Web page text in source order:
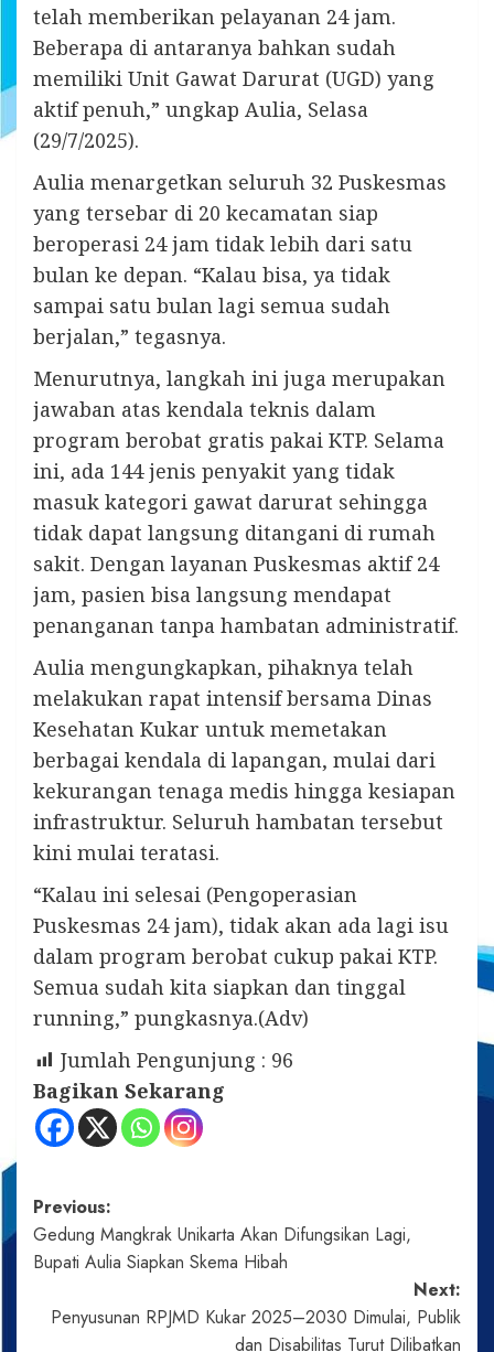
telah memberikan pelayanan 24 jam.
Beberapa di antaranya bahkan sudah
memiliki Unit Gawat Darurat (UGD) yang
aktif penuh,” ungkap Aulia, Selasa
(29/7/2025).
Aulia menargetkan seluruh 32 Puskesmas
yang tersebar di 20 kecamatan siap
beroperasi 24 jam tidak lebih dari satu
bulan ke depan. “Kalau bisa, ya tidak
sampai satu bulan lagi semua sudah
berjalan,” tegasnya.
Menurutnya, langkah ini juga merupakan
jawaban atas kendala teknis dalam
program berobat gratis pakai KTP. Selama
ini, ada 144 jenis penyakit yang tidak
masuk kategori gawat darurat sehingga
tidak dapat langsung ditangani di rumah
sakit. Dengan layanan Puskesmas aktif 24
jam, pasien bisa langsung mendapat
penanganan tanpa hambatan administratif.
Aulia mengungkapkan, pihaknya telah
melakukan rapat intensif bersama Dinas
Kesehatan Kukar untuk memetakan
berbagai kendala di lapangan, mulai dari
kekurangan tenaga medis hingga kesiapan
infrastruktur. Seluruh hambatan tersebut
kini mulai teratasi.
“Kalau ini selesai (Pengoperasian
Puskesmas 24 jam), tidak akan ada lagi isu
dalam program berobat cukup pakai KTP.
Semua sudah kita siapkan dan tinggal
running,” pungkasnya.(Adv)
Jumlah Pengunjung : 96
Bagikan Sekarang
Post
navigation
Previous:
Gedung Mangkrak Unikarta Akan Difungsikan Lagi,
Bupati Aulia Siapkan Skema Hibah
Next:
Penyusunan RPJMD Kukar 2025–2030 Dimulai, Publik
dan Disabilitas Turut Dilibatkan